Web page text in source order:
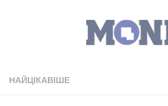
НАЙЦІКАВІШЕ